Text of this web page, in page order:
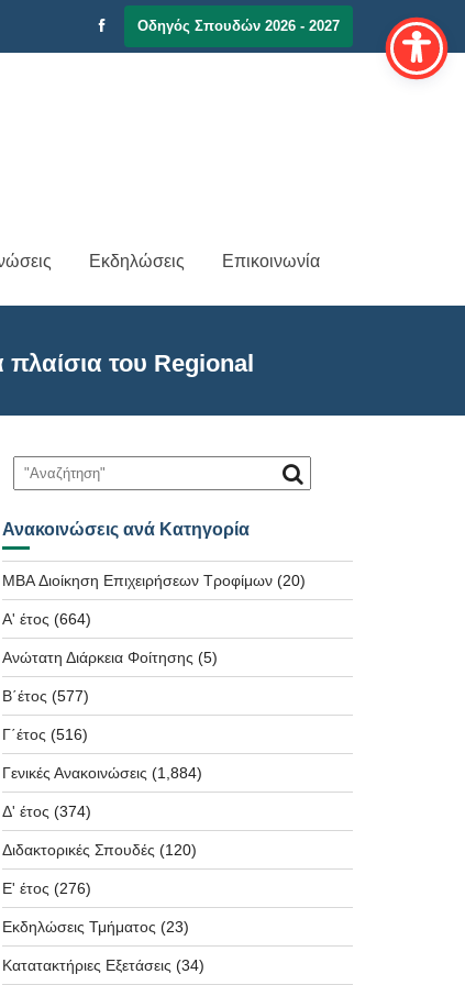
Οδηγός Σπουδών 2026 - 2027
Εκδηλώσεις Επικοινωνία
του Regional
Ανακοινώσεις ανά Κατηγορία
MBA Διοίκηση Επιχειρήσεων Τροφίμων(20)
Α' έτος (664)
Ανώτατη Διάρκεια Φοίτησης (5)
Β΄έτος (577)
Γ΄έτος (516)
Γενικές Ανακοινώσεις (1,884)
Δ' έτος (374)
Διδακτορικές Σπουδές (120)
Ε' έτος (276)
Εκδηλώσεις Τμήματος (23)
Κατατακτήριες Εξετάσεις (34)